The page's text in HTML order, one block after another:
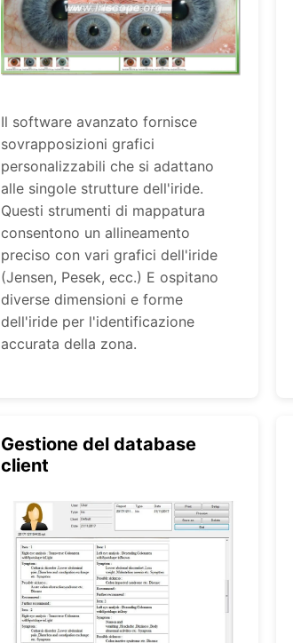
Il software avanzato fornisce
sovrapposizioni grafici
personalizzabili che si adattano
alle singole strutture dell'iride.
Questi strumenti di mappatura
consentono un allineamento
preciso con vari grafici dell'iride
(Jensen, Pesek, ecc.) E ospitano
diverse dimensioni e forme
dell'iride per l'identificazione
accurata della zona.
Gestione del database
client